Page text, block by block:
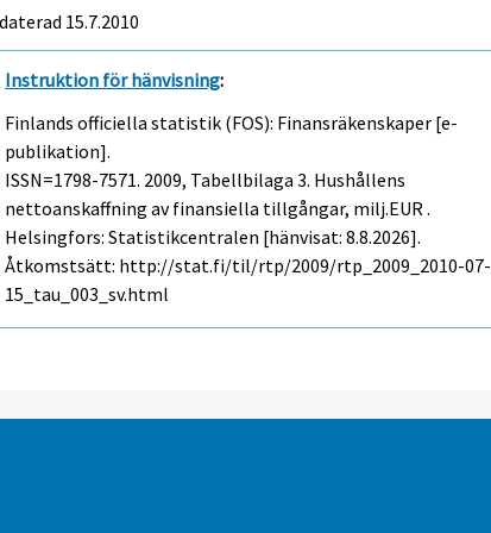
15.7.2010
Instruktion för hänvisning:
Finlands officiella statistik (FOS): Finansräkenskaper [e-
publikation].
ISSN=1798-7571. 2009, Tabellbilaga 3. Hushållens
nettoanskaffning av finansiella tillgångar, milj.EUR .
Helsingfors: Statistikcentralen [hänvisat: 8.8.2026].
Åtkomstsätt: http://stat.fi/til/rtp/2009/rtp_2009_2010-07-
15_tau_003_sv.html